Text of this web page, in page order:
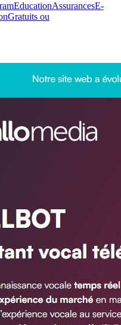
EducationAssurancesE-
Gratuits ou